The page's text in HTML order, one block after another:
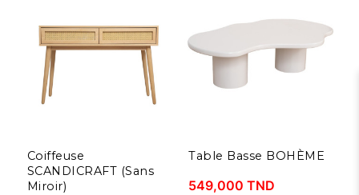
Coiffeuse
SCANDICRAFT (Sans
Miroir)
Table Basse BOHÈME
549,000 TND